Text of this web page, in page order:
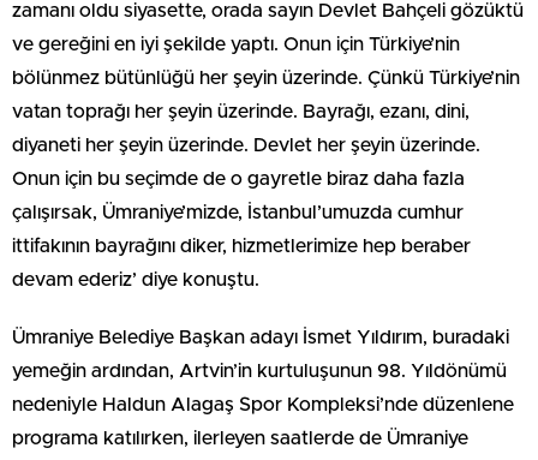
zamanı oldu siyasette, orada sayın Devlet Bahçeli gözüktü
ve gereğini en iyi şekilde yaptı. Onun için Türkiye’nin
bölünmez bütünlüğü her şeyin üzerinde. Çünkü Türkiye’nin
vatan toprağı her şeyin üzerinde. Bayrağı, ezanı, dini,
diyaneti her şeyin üzerinde. Devlet her şeyin üzerinde.
Onun için bu seçimde de o gayretle biraz daha fazla
çalışırsak, Ümraniye’mizde, İstanbul’umuzda cumhur
ittifakının bayrağını diker, hizmetlerimize hep beraber
devam ederiz’ diye konuştu.
Ümraniye Belediye Başkan adayı İsmet Yıldırım, buradaki
yemeğin ardından, Artvin’in kurtuluşunun 98. Yıldönümü
nedeniyle Haldun Alagaş Spor Kompleksi’nde düzenlene
programa katılırken, ilerleyen saatlerde de Ümraniye